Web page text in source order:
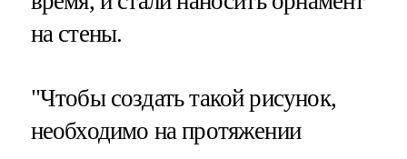
на стены.
"Чтобы создать такой рисунок,
необходимо на протяжении